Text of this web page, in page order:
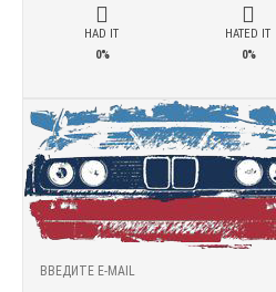
HAD IT
0%
HATED IT
0%